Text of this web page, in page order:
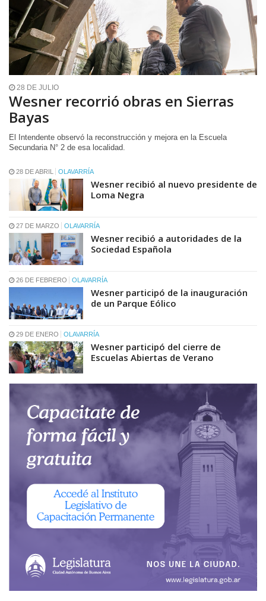
28 DE JULIO
Wesner recorrió obras en Sierras
Bayas
El Intendente observó la reconstrucción y mejora en la Escuela
Secundaria N° 2 de esa localidad.
28 DE ABRIL OLAVARRÍA
Wesner recibió al nuevo presidente de
Loma Negra
27 DE MARZO OLAVARRÍA
Wesner recibió a autoridades de la
Sociedad Española
26 DE FEBRERO OLAVARRÍA
Wesner participó de la inauguración
de un Parque Eólico
29 DE ENERO OLAVARRÍA
Wesner participó del cierre de
Escuelas Abiertas de Verano